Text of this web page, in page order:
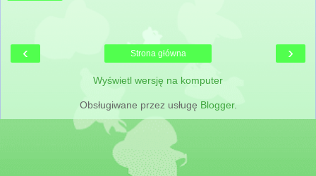
‹ ›
Strona główna
Wyświetl wersję na komputer
Obsługiwane przez usługę Blogger.